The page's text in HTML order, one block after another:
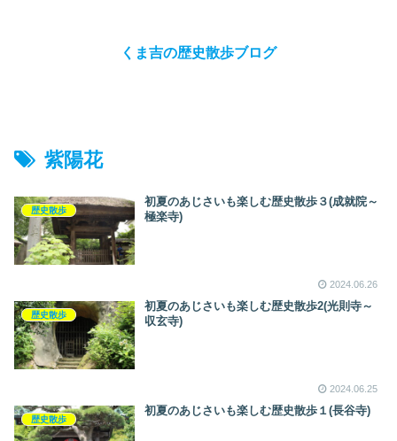
くま吉の歴史散歩ブログ
紫陽花
歴史散歩
初夏のあじさいも楽しむ歴史散歩３(成就院～
極楽寺)
2024.06.26
歴史散歩
初夏のあじさいも楽しむ歴史散歩2(光則寺～
収玄寺)
2024.06.25
歴史散歩
初夏のあじさいも楽しむ歴史散歩１(長谷寺)